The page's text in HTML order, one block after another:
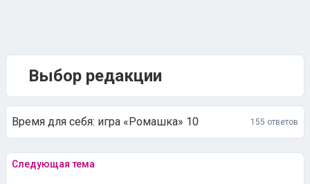
Выбор редакции
Время для себя: игра «Ромашка» 10 155 ответов
Следующая тема